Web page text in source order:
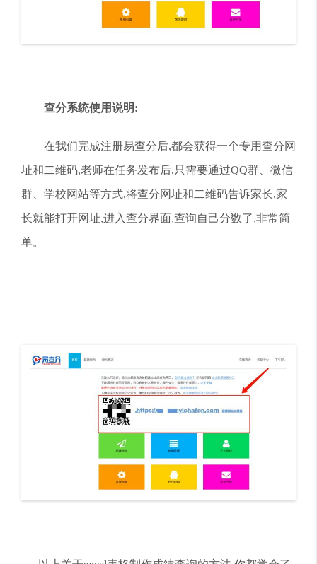
查分系统使用说明:
在我们完成注册易查分后,都会获得一个专用查分网
址和二维码,老师在任务发布后,只需要通过QQ群、微信
群、学校网站等方式,将查分网址和二维码告诉家长,家
长就能打开网址,进入查分界面,查询自己分数了,非常简
单。